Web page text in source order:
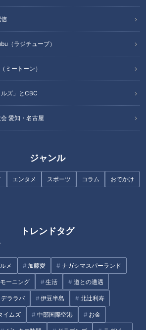
（ラジチューブ）
ミートーン）
ズ」とCBC
愛知・名古屋
ジャンル
エンタメ スポーツ コラム おでかけ
トレンドタグ
メ 加藤愛 ナガシマスパーランド
モーニング 生活 道との遭遇
デララバ 伊豆半島 北辻利寿
イムズ 中部国際空港 お金
ド『パ
ます！
ほぼ岐阜・高山市だけ愛されフ
ード『あげづけ』をいただきま
『福丸のたい焼き』をいただき
れフー
きま
いただきます！【愛されフー
ド】
チャント！ 愛されFOOD 愛知